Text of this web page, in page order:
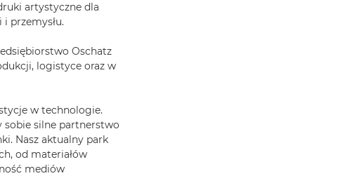
artystyczne dla
przemysłu.
Oschatz
logistyce oraz w
w technologie.
sobie silne partnerstwo
Nasz aktualny park
od materiałów
mediów